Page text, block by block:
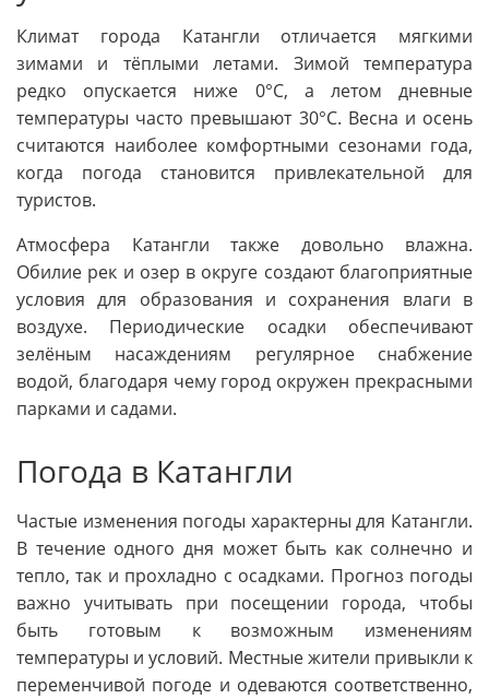
Климат города Катангли отличается мягкими
зимами и тёплыми летами. Зимой температура
редко опускается ниже 0°C, а летом дневные
температуры часто превышают 30°C. Весна и осень
считаются наиболее комфортными сезонами года,
когда погода становится привлекательной для
туристов.
Атмосфера Катангли также довольно влажна.
Обилие рек и озер в округе создают благоприятные
условия для образования и сохранения влаги в
воздухе. Периодические осадки обеспечивают
зелёным насаждениям регулярное снабжение
водой, благодаря чему город окружен прекрасными
парками и садами.
Погода в Катангли
Частые изменения погоды характерны для Катангли.
В течение одного дня может быть как солнечно и
тепло, так и прохладно с осадками. Прогноз погоды
важно учитывать при посещении города, чтобы
быть готовым к возможным изменениям
температуры и условий. Местные жители привыкли к
переменчивой погоде и одеваются соответственно,